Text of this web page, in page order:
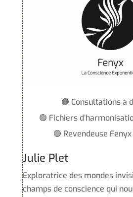
🟢 Consultations à
🟢 Fichiers
🟢 Revendeuse
Julie Plet
Exploratrice des mondes
champs de conscience qui